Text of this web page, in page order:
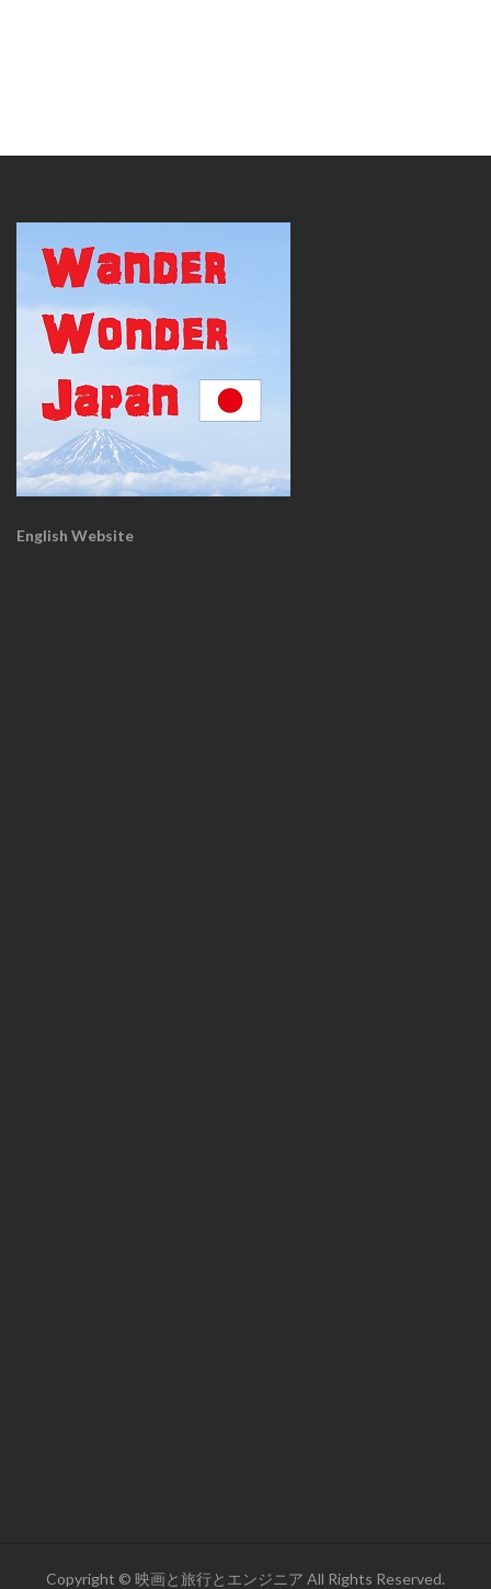
English Website
Copyright © 映画と旅行とエンジニア All Rights Reserved.